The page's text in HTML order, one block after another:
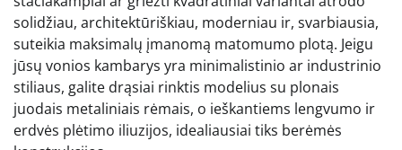
solidžiau, architektūriškiau, moderniau ir, svarbiausia,
suteikia maksimalų įmanomą matomumo plotą. Jeigu
jūsų vonios kambarys yra minimalistinio ar industrinio
stiliaus, galite drąsiai rinktis modelius su plonais
juodais metaliniais rėmais, o ieškantiems lengvumo ir
erdvės plėtimo iliuzijos, idealiausiai tiks berėmės